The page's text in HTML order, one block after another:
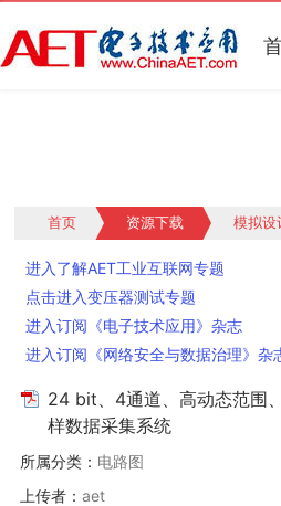
首页 资源下载 模拟设
进入了解AET工业互联网专题
点击进入变压器测试专题
进入订阅《电子技术应用》杂志
进入订阅《网络安全与数据治理》杂
24 bit、4通道、高动态范围
样数据采集系统
所属分类： 电路图
上传者：aet